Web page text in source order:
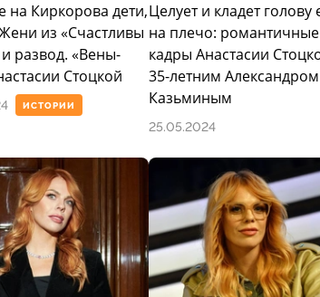
ИСТОРИИ
на Киркорова дети,
из «Счастливы
развод. «Вены-
Стоцкой
Целует и кладет голову
на плечо: романтичные
кадры Анастасии
35-летним Александром
Казьминым
25.05.2024